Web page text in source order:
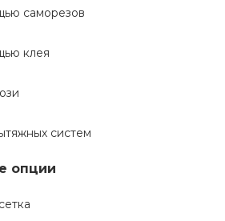
саморезов
клея
систем
опции